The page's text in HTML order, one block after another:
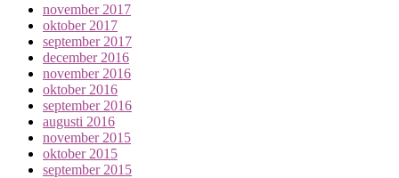
november 2017
oktober 2017
september 2017
december 2016
november 2016
oktober 2016
september 2016
augusti 2016
november 2015
oktober 2015
september 2015